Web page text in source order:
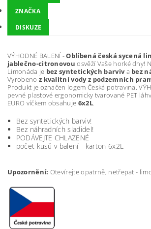
ZNAČKA
DISKUZE
VÝHODNÉ BALENÍ -Oblíbená česká sycená
jablečno-citronovou osvěží Vaše horké dny!
Limonáda je bez syntetických barviva bez
Vyrobeno z kvalitní vody z podzemních
Produkt je označen logem Česká potravina.
pevné plastové ergonomicky tvarované PET
EURO víčkem obsahuje 6x2L
Bez syntetických barviv!
Bez náhradních sladidel!
PODÁVEJTE CHLAZENÉ
počet kusů v balení - karton 6x2L
Upozornění: Otevírejte opatrně, netřepat -